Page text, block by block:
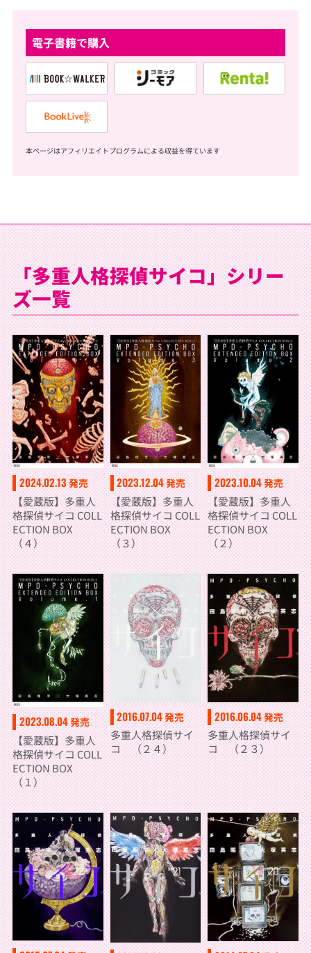
電子書籍で購入
本ページはアフィリエイトプログラムによる収益を得ています
「多重人格探偵サイコ」シリー
ズ一覧
2024.02.13 発売
【愛蔵版】多重人
格探偵サイコ COLL
ECTION BOX
（４）
2023.12.04発売
【愛蔵版】多重人
格探偵サイコ COLL
ECTION BOX
（３）
2023.10.04発売
【愛蔵版】多重人
格探偵サイコ COLL
ECTION BOX
（２）
2023.08.04発売
【愛蔵版】多重人
格探偵サイコ COLL
ECTION BOX
（１）
2016.07.04発売
多重人格探偵サイ
コ （２４）
2016.06.04発売
多重人格探偵サイ
コ （２３）